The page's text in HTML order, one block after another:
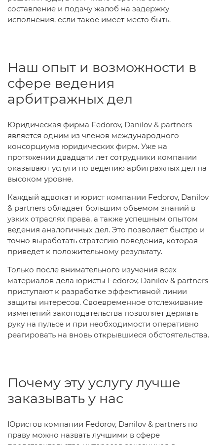
составление и подачу жалоб на задержку
исполнения, если такое имеет место быть.
Наш опыт и возможности в
сфере ведения
арбитражных дел
Юридическая фирма Fedorov, Danilov & partners
является одним из членов международного
консорциума юридических фирм. Уже на
протяжении двадцати лет сотрудники компании
оказывают услуги по ведению арбитражных дел на
высоком уровне.
Каждый адвокат и юрист компании Fedorov, Danilov
& partners обладает большим объемом знаний в
узких отраслях права, а также успешным опытом
ведения аналогичных дел. Это позволяет быстро и
точно выработать стратегию поведения, которая
приведет к положительному результату.
Только после внимательного изучения всех
материалов дела юристы Fedorov, Danilov & partners
приступают к разработке эффективной линии
защиты интересов. Своевременное отслеживание
изменений законодательства позволяет держать
руку на пульсе и при необходимости оперативно
реагировать на вновь открывшиеся обстоятельства.
Почему эту услугу лучше
заказывать у нас
Юристов компании Fedorov, Danilov & partners по
праву можно назвать лучшими в сфере